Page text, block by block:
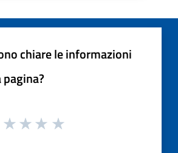
chiare le informazioni